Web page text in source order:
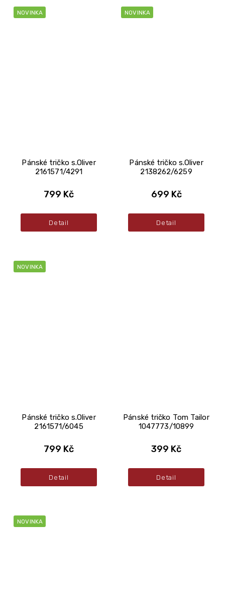
NOVINKA
Pánské tričko s.Oliver
2161571/4291
799 Kč
Detail
NOVINKA
Pánské tričko s.Oliver
2138262/6259
699 Kč
Detail
NOVINKA
Pánské tričko s.Oliver
2161571/6045
799 Kč
Detail
Pánské tričko Tom Tailor
1047773/10899
399 Kč
Detail
NOVINKA